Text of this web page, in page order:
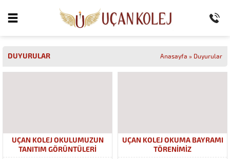
DUYURULAR Anasayfa » Duyurular
UÇAN KOLEJ OKULUMUZUN
TANITIM GÖRÜNTÜLERİ
UÇAN KOLEJ OKUMA BAYRAMI
TÖRENİMİZ